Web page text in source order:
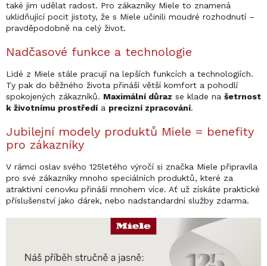
také jim udělat radost. Pro zákazníky Miele to znamená
uklidňující pocit jistoty, že s Miele učinili moudré rozhodnutí –
pravděpodobně na celý život.
Nadčasové funkce a technologie
Lidé z Miele stále pracují na lepších funkcích a technologiích.
Ty pak do běžného života přináší větší komfort a pohodlí
spokojených zákazníků. Maximální důraz se klade na šetrnost
k životnímu prostředí a precizní zpracování.
Jubilejní modely produktů Miele = benefity
pro zákazníky
V rámci oslav svého 125letého výročí si značka Miele připravila
pro své zákazníky mnoho speciálních produktů, které za
atraktivní cenovku přináší mnohem více. Ať už získáte praktické
příslušenství jako dárek, nebo nadstandardní služby zdarma.